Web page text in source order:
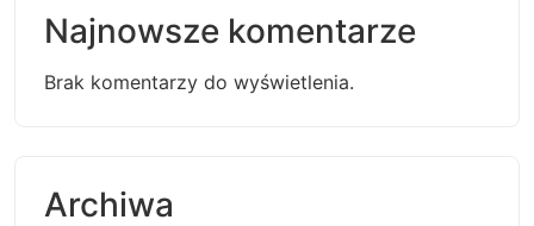
Najnowsze komentarze
Brak komentarzy do wyświetlenia.
Archiwa